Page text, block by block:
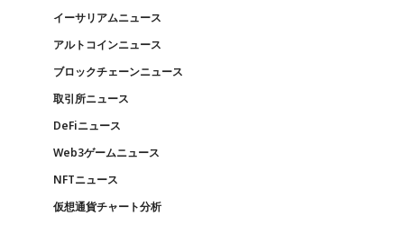
イーサリアムニュース
アルトコインニュース
ブロックチェーンニュース
取引所ニュース
DeFiニュース
Web3ゲームニュース
NFTニュース
仮想通貨チャート分析